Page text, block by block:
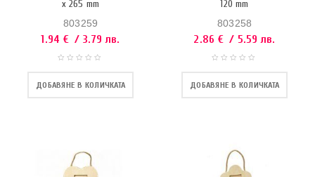
x 265 mm
803259
1.94 € / 3.79 лв.
ДОБАВЯНЕ В КОЛИЧКАТА
120 mm
803258
2.86 € / 5.59 лв.
ДОБАВЯНЕ В КОЛИЧКАТА